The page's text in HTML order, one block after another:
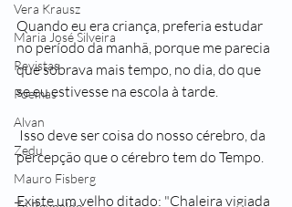
Vera Krausz
Maria José Silveira
Revistas
Poemas
Alvan
Zedu
Mauro Fisberg
Quando eu era criança, preferia estudar
no período da manhã, porque me parecia
que sobrava mais tempo, no dia, do que
se eu estivesse na escola à tarde.
Isso deve ser coisa do nosso cérebro, da
percepção que o cérebro tem do Tempo.
Existe um velho ditado: "Chaleira vigiada